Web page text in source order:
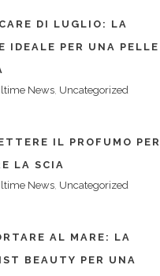
DI LUGLIO: LA
IDEALE PER UNA PELLE
News, Uncategorized
IL PROFUMO PER
LA SCIA
News, Uncategorized
AL MARE: LA
BEAUTY PER UNA